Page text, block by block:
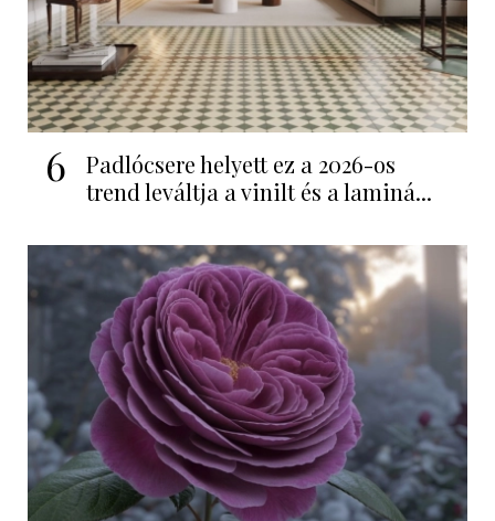
6
Padlócsere helyett ez a 2026-os
trend leváltja a vinilt és a laminá...